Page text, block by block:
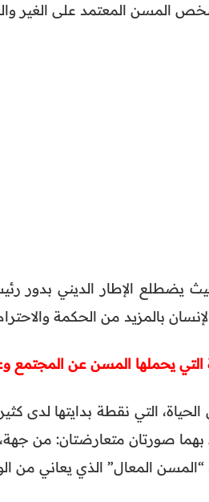
المسن المعتمد على الغير
يضطلع الإطار الديني بدور
بالمزيد من الحكمة
التي نقطة بدايتها لدى
بهما صورتان متعارضتان: من
المعال” الذي يعاني من